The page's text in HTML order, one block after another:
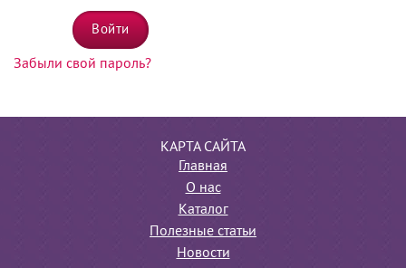
Забыли свой пароль?
КАРТА САЙТА
Главная
О нас
Каталог
Полезные статьи
Новости